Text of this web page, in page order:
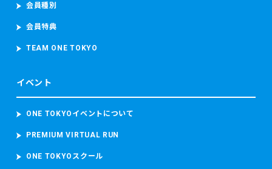
映像（参加者の容貌が写り込むことがあります。）を撮影
し、これらを取り扱います。
真、カメラ映像、本大会記録並び本大会中の中途記録及び推
参加者の顔写真を撮影し、本大会中におけるコースの安全管
理のために監視カメラ映像（参加者の容貌が写り込むことが
あります。）を撮影し、これらを取り扱います。
・救護又は病院への搬送が必要となった場合
療中の病気、現在服用中の薬、アレルギー、傷病名、症状、
会員種別
会員特典
TEAM ONE TOKYO
イベント
ONE TOKYOイベントについて
PREMIUM VIRTUAL RUN
ONE TOKYOスクール